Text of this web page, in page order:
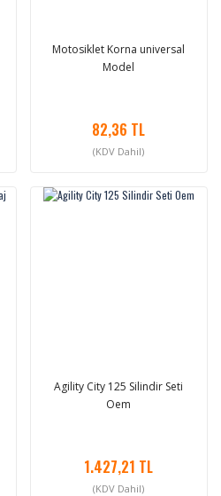
Motosiklet Korna universal
Model
82,36 TL
(KDV Dahil)
Agility City 125 Silindir Seti
Oem
1.427,21 TL
(KDV Dahil)